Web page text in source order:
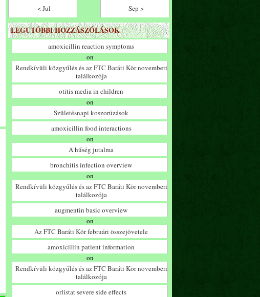
< Jul
Sep >
LEGUTÓBBI HOZZÁSZÓLÁSOK
amoxicillin reaction symptoms
on
Rendkívüli közgyűlés és az FTC Baráti Kör novemberi
találkozója
otitis media in children
on
Születésnapi koszorúzások
amoxicillin food interactions
on
A hűség jutalma
bronchitis infection overview
on
Rendkívüli közgyűlés és az FTC Baráti Kör novemberi
találkozója
augmentin basic overview
on
Az FTC Baráti Kör februári összejövetele
amoxicillin patient information
on
Rendkívüli közgyűlés és az FTC Baráti Kör novemberi
találkozója
orlistat severe side effects